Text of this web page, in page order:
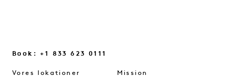
Book: +1 833 623 0111
Vores lokationer Mission